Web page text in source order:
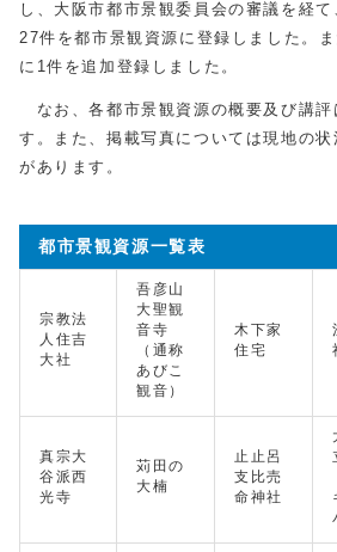
し、大阪市都市景観委員会の審議を経
27件を都市景観資源に登録しました。
に1件を追加登録しました。
なお、各都市景観資源の概要及び講評
す。また、掲載写真については現地の
があります。
都市景観資源一覧表
宗教法
人住吉
大社
吾彦山
大聖観
音寺
（通称
あびこ
観音）
木下家
住宅
真宗大
谷派西
光寺
苅田の
大楠
止止呂
支比売
命神社